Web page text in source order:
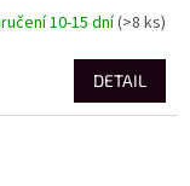
10-15 dní(>8 ks)
DETAIL